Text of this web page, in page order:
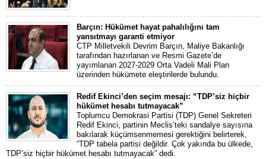
Barçın: Hükümet hayat pahalılığını tam
yansıtmayı garanti etmiyor
CTP Milletvekili Devrim Barçın, Maliye Bakanlığı
tarafından hazırlanan ve Resmi Gazete’de
yayımlanan 2027-2029 Orta Vadeli Mali Plan
üzerinden hükümete eleştirilerde bulundu.
Redif Ekinci’den seçim mesajı: “TDP’siz hiçbir
hükümet hesabı tutmayacak”
Toplumcu Demokrasi Partisi (TDP) Genel Sekreteri
Redif Ekinci, partinin Meclis’teki sandalye sayısına
bakılarak küçümsenmemesi gerektiğini belirterek,
“TDP tabela partisi değildir. Çok yakında bu ülkede,
TDP’siz hiçbir hükümet hesabı tutmayacak” dedi.